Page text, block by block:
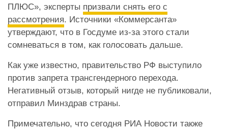
ПЛЮС», эксперты призвали снять его с
рассмотрения. Источники «Коммерсанта»
утверждают, что в Госдуме из-за этого стали
сомневаться в том, как голосовать дальше.
Как уже известно, правительство РФ выступило
против запрета трансгендерного перехода.
Негативный отзыв, который нигде не публиковали,
отправил Минздрав страны.
Примечательно, что сегодня РИА Новости также